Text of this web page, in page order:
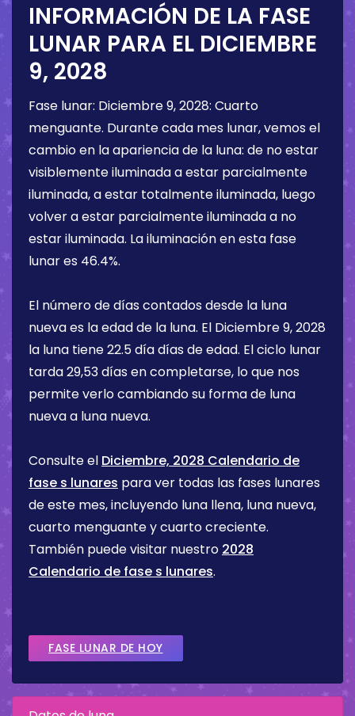
INFORMACIÓN DE LA FASE
LUNAR PARA EL DICIEMBRE
9, 2028
Fase lunar: Diciembre 9, 2028: Cuarto
menguante. Durante cada mes lunar, vemos el
cambio en la apariencia de la luna: de no estar
visiblemente iluminada a estar parcialmente
iluminada, a estar totalmente iluminada, luego
volver a estar parcialmente iluminada a no
estar iluminada. La iluminación en esta fase
lunar es 46.4%.
El número de días contados desde la luna
nueva es la edad de la luna. El Diciembre 9, 2028
la luna tiene22.5 díadías de edad. El ciclo lunar
tarda 29,53 días en completarse, lo que nos
permite verlo cambiando su forma de luna
nueva a luna nueva.
Consulte el Diciembre, 2028 Calendario de
fase s lunares para ver todas las fases lunares
de este mes, incluyendo luna llena, luna nueva,
cuarto menguante y cuarto creciente.
También puede visitar nuestro 2028
Calendario de fase s lunares.
FASE LUNAR DE HOY